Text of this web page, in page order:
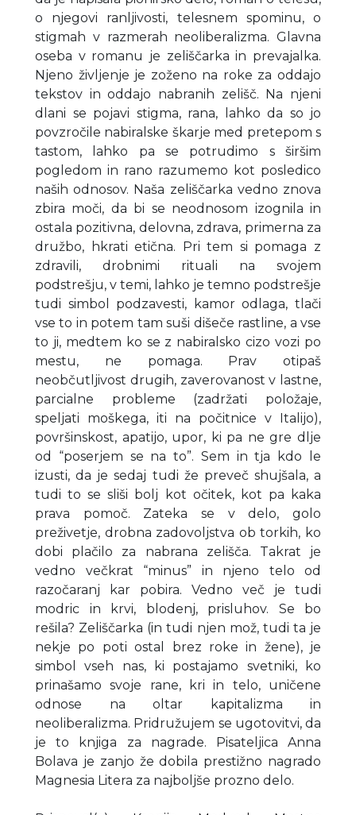
o njegovi ranljivosti, telesnem spominu, o
stigmah v razmerah neoliberalizma. Glavna
oseba v romanu je zeliščarka in prevajalka.
Njeno življenje je zoženo na roke za oddajo
tekstov in oddajo nabranih zelišč. Na njeni
dlani se pojavi stigma, rana, lahko da so jo
povzročile nabiralske škarje med pretepom s
tastom, lahko pa se potrudimo s širšim
pogledom in rano razumemo kot posledico
naših odnosov. Naša zeliščarka vedno znova
zbira moči, da bi se neodnosom izognila in
ostala pozitivna, delovna, zdrava, primerna za
družbo, hkrati etična. Pri tem si pomaga z
zdravili, drobnimi rituali na svojem
podstrešju, v temi, lahko je temno podstrešje
tudi simbol podzavesti, kamor odlaga, tlači
vse to in potem tam suši dišeče rastline, a vse
to ji, medtem ko se z nabiralsko cizo vozi po
mestu, ne pomaga. Prav otipaš
neobčutljivost drugih, zaverovanost v lastne,
parcialne probleme (zadržati položaje,
speljati moškega, iti na počitnice v Italijo),
površinskost, apatijo, upor, ki pa ne gre dlje
od “poserjem se na to”. Sem in tja kdo le
izusti, da je sedaj tudi že preveč shujšala, a
tudi to se sliši bolj kot očitek, kot pa kaka
prava pomoč. Zateka se v delo, golo
preživetje, drobna zadovoljstva ob torkih, ko
dobi plačilo za nabrana zelišča. Takrat je
vedno večkrat “minus” in njeno telo od
razočaranj kar pobira. Vedno več je tudi
modric in krvi, blodenj, prisluhov. Se bo
rešila? Zeliščarka (in tudi njen mož, tudi ta je
nekje po poti ostal brez roke in žene), je
simbol vseh nas, ki postajamo svetniki, ko
prinašamo svoje rane, kri in telo, uničene
odnose na oltar kapitalizma in
neoliberalizma. Pridružujem se ugotovitvi, da
je to knjiga za nagrade. Pisateljica Anna
Bolava je zanjo že dobila prestižno nagrado
Magnesia Litera za najboljše prozno delo.